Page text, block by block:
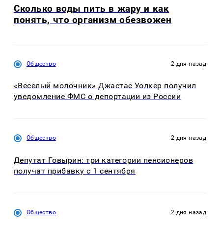
Сколько воды пить в жару и как
понять, что организм обезвожен
Общество 2 дня назад
«Веселый молочник» Джастас Уолкер получил
уведомление ФМС о депортации из России
Общество 2 дня назад
Депутат Говырин: три категории пенсионеров
получат прибавку с 1 сентября
Общество 2 дня назад